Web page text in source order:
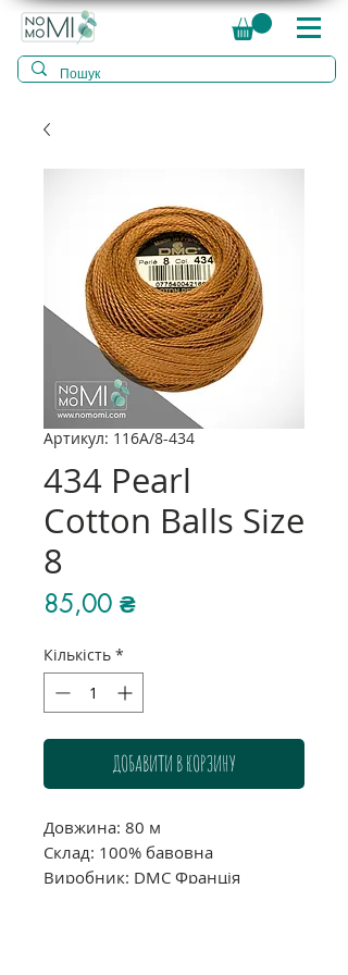
Артикул: 116A/8-434
434 Pearl
Cotton Balls Size
8
85,00 ₴Ціна
Кількість *
ДОБАВИТИ В КОРЗИНУ
Довжина: 80 м
Склад: 100% бавовна
Виробник: DMC Франція